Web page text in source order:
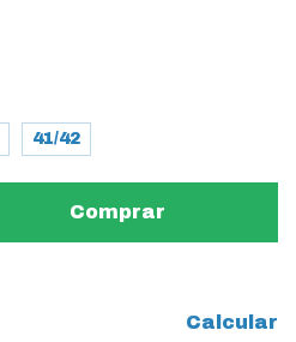
41/42
Calcular